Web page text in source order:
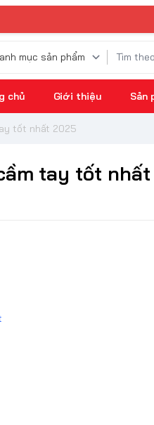
chủ Giới thiệu Sản
tốt nhất 2025
tay tốt